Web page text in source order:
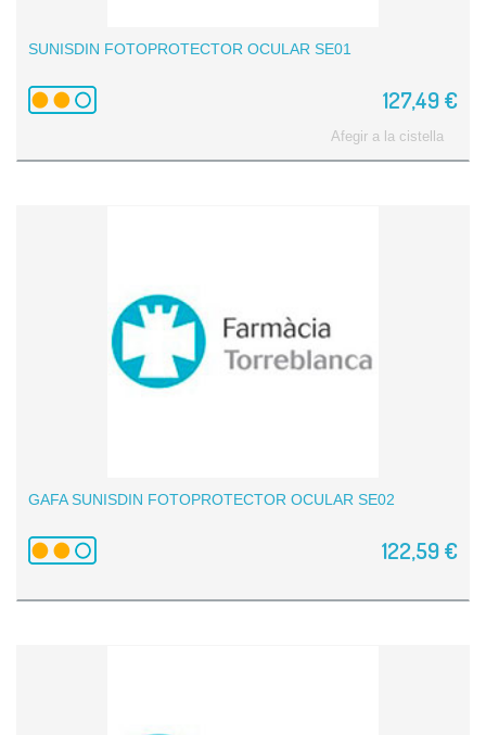
SUNISDIN FOTOPROTECTOR OCULAR SE01
127,49 €
Afegir a la cistella
GAFA SUNISDIN FOTOPROTECTOR OCULAR SE02
122,59 €